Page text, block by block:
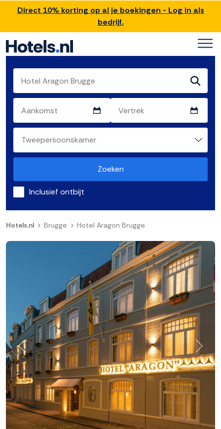
Direct 10% korting op al je boekingen - Log in als
bedrijf.
Zoeken
Inclusief ontbijt
Hotels.nl Brugge Hotel Aragon Brugge